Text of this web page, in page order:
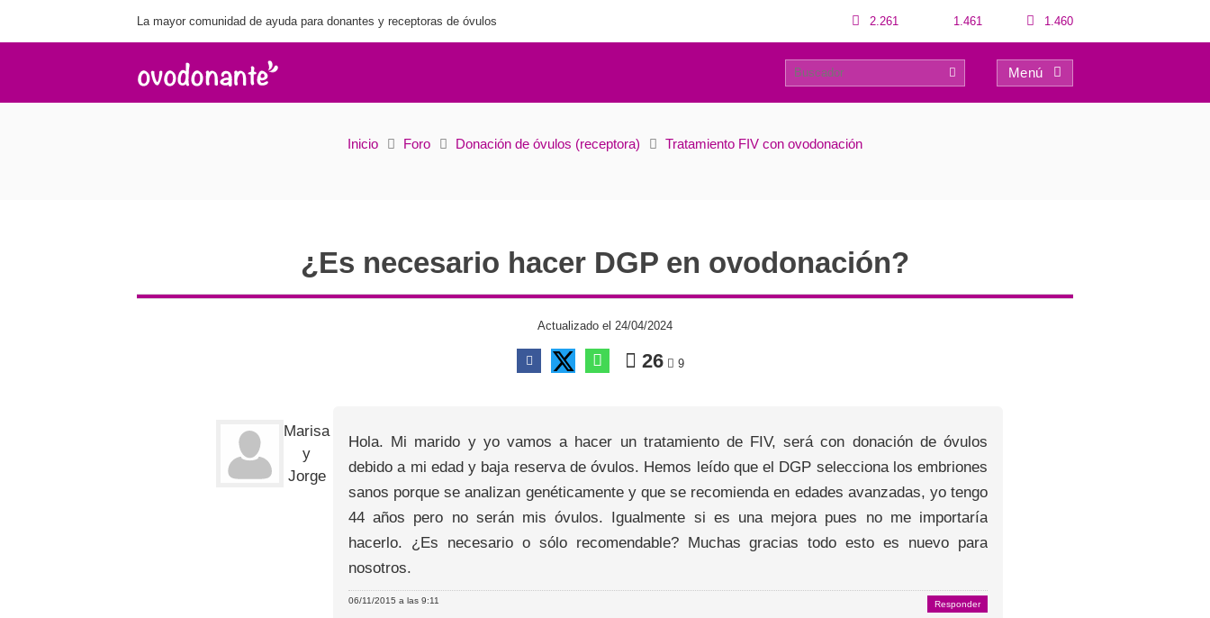
La mayor comunidad de ayuda para donantes y receptoras de óvulos 2.261 1.461 1.460
Menú
¿Es necesario hacer DGP en ovodonación?
17 0
Inicio Foro Donación de óvulos (receptora) Tratamiento FIV con ovodonación
¿Es necesario hacer DGP en ovodonación?
Actualizado el 24/04/2024
26 9
Marisa
y
Jorge
Hola. Mi marido y yo vamos a hacer un tratamiento de FIV, será con donación de óvulos
debido a mi edad y baja reserva de óvulos. Hemos leído que el DGP selecciona los embriones
sanos porque se analizan genéticamente y que se recomienda en edades avanzadas, yo tengo
44 años pero no serán mis óvulos. Igualmente si es una mejora pues no me importaría
hacerlo. ¿Es necesario o sólo recomendable? Muchas gracias todo esto es nuevo para
nosotros.
06/11/2015 a las 9:11 Responder